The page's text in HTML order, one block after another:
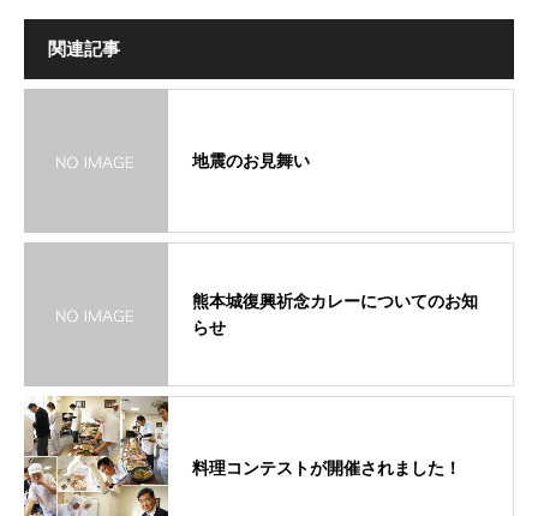
関連記事
地震のお見舞い
熊本城復興祈念カレーについてのお知
らせ
料理コンテストが開催されました！